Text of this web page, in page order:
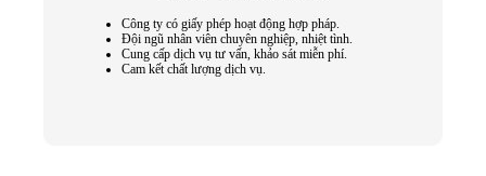
Công ty có giấy phép hoạt động hợp pháp.
Đội ngũ nhân viên chuyên nghiệp, nhiệt tình.
Cung cấp dịch vụ tư vấn, khảo sát miễn phí.
Cam kết chất lượng dịch vụ.